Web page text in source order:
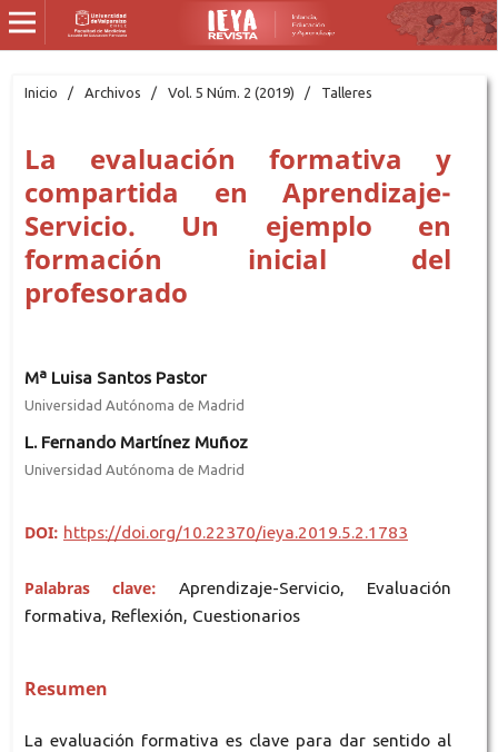
Inicio / Archivos / Vol. 5 Núm. 2 (2019) / Talleres
La evaluación formativa y
compartida en Aprendizaje-
Servicio. Un ejemplo en
formación inicial del
profesorado
Mª Luisa Santos Pastor
Universidad Autónoma de Madrid
L. Fernando Martínez Muñoz
Universidad Autónoma de Madrid
DOI: https://doi.org/10.22370/ieya.2019.5.2.1783
Palabras clave:Aprendizaje-Servicio, Evaluación
formativa, Reflexión, Cuestionarios
Resumen
La evaluación formativa es clave para dar sentido al